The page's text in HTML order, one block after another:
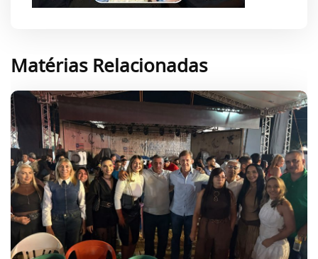
Matérias Relacionadas